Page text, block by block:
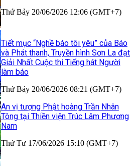
Thứ Bảy 20/06/2026 12:06 (GMT+7)
Tiết mục “Nghề báo tôi yêu” của Báo
và Phát thanh, Truyền hình Sơn La đạt
Giải Nhất Cuộc thi Tiếng hát Người
làm báo
Thứ Bảy 20/06/2026 08:21 (GMT+7)
An vị tượng Phật hoàng Trần Nhân
Tông tại Thiền viện Trúc Lâm Phương
Nam
Thứ Tư 17/06/2026 15:10 (GMT+7)